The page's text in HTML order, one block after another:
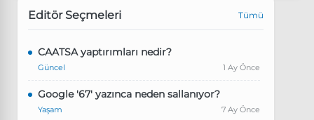
Editör Seçmeleri Tümü
CAATSA yaptırımları nedir?
Güncel 1 Ay Önce
Google '67' yazınca neden sallanıyor?
Yaşam 7 Ay Önce